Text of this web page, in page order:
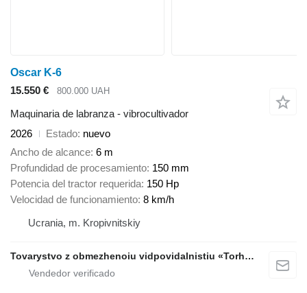
Oscar K-6
15.550 €
800.000 UAH
Maquinaria de labranza - vibrocultivador
2026
Estado nuevo
Ancho de alcance 6 m
Profundidad de procesamiento 150 mm
Potencia del tractor requerida 150 Hp
Velocidad de funcionamiento 8 km/h
Ucrania, m. Kropivnitskiy
Tovarystvo z obmezhenoiu vidpovidalnistiu «Torhovyi Dim Ahro Partnery»